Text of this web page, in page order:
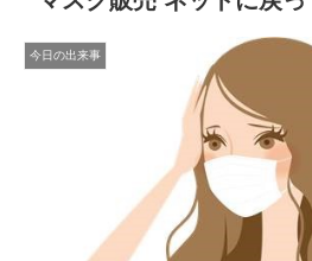
今日の出来事